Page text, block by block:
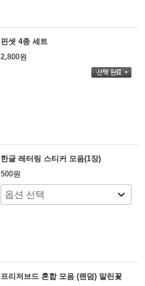
핀셋 4종 세트
2,800원
한글 레터링 스티커 모음(1장)
500원
프리저브드 혼합 모음 (랜덤) 말린꽃